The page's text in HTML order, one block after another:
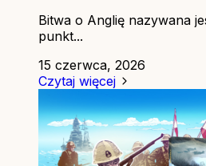
Bitwa o Anglię nazywana
punkt...
15 czerwca, 2026
Czytaj więcej